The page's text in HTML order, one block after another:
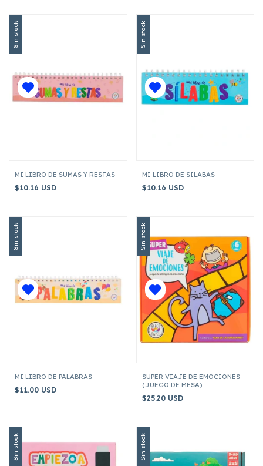
Sin stock
MI LIBRO DE SUMAS Y RESTAS
$10.16 USD
Sin stock
MI LIBRO DE SILABAS
$10.16 USD
Sin stock
MI LIBRO DE PALABRAS
$11.00 USD
Sin stock
SUPER VIAJE DE EMOCIONES
(JUEGO DE MESA)
$25.20 USD
Sin stock Sin stock